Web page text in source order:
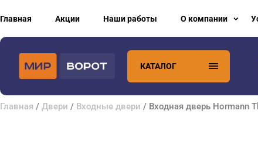
Главная Акции Наши работы О компании
КАТАЛОГ
Главная / Двери / Входные двери / Входная дверь Hormann